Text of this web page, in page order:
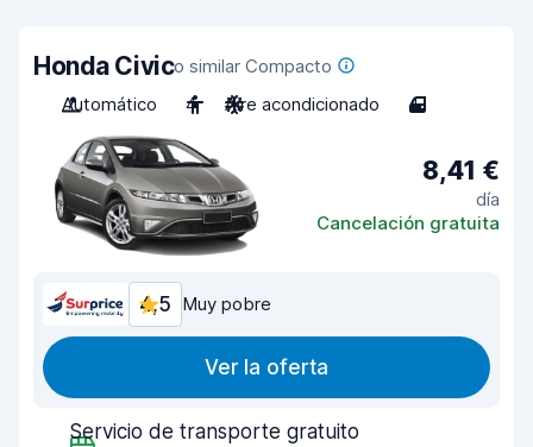
Honda Civico similar Compacto
Automático
4 Aire acondicionado 4
8,41 €
día
Cancelación gratuita
4,5 Muy pobre
Ver la oferta
Servicio de transporte gratuito